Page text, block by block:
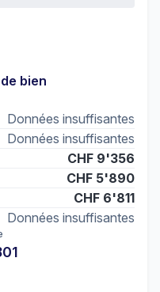
bien
Données insuffisantes
Données insuffisantes
CHF 9'356
CHF 5'890
CHF 6'811
Données insuffisantes